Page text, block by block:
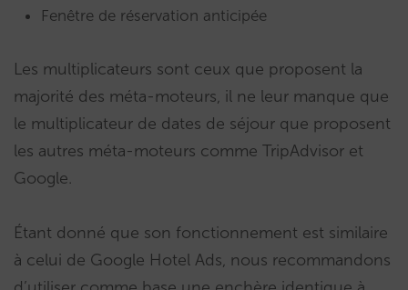
Fenêtre de réservation anticipée
Les multiplicateurs sont ceux que proposent la
majorité des méta-moteurs, il ne leur manque que
le multiplicateur de dates de séjour que proposent
les autres méta-moteurs comme TripAdvisor et
Google.
Étant donné que son fonctionnement est similaire
à celui de Google Hotel Ads, nous recommandons